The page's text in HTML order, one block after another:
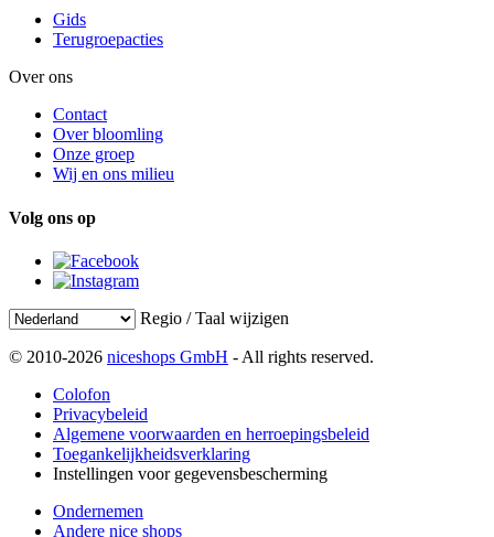
Gids
Terugroepacties
Over ons
Contact
Over bloomling
Onze groep
Wij en ons milieu
Volg ons op
Regio / Taal wijzigen
© 2010-2026 niceshops GmbH - All rights reserved.
Colofon
Privacybeleid
Algemene voorwaarden en herroepingsbeleid
Toegankelijkheidsverklaring
Instellingen voor gegevensbescherming
Ondernemen
Andere nice shops